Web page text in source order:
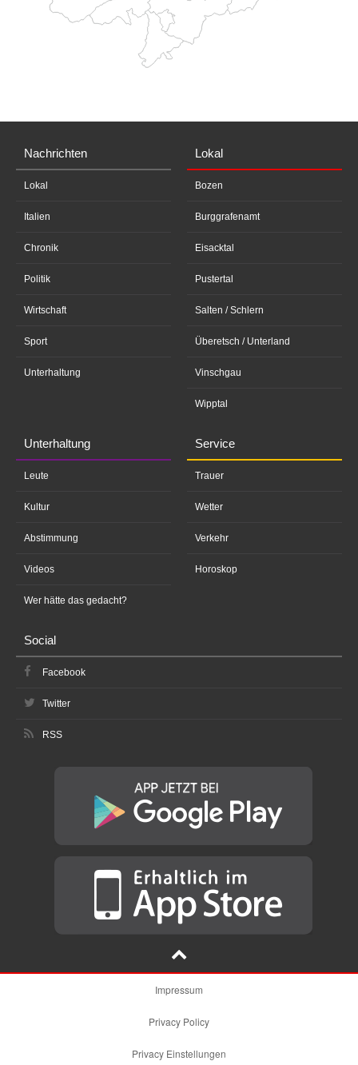
Nachrichten
Lokal
Italien
Chronik
Politik
Wirtschaft
Sport
Unterhaltung
Lokal
Bozen
Burggrafenamt
Eisacktal
Pustertal
Salten / Schlern
Überetsch / Unterland
Vinschgau
Wipptal
Unterhaltung
Leute
Kultur
Abstimmung
Videos
Wer hätte das gedacht?
Service
Trauer
Wetter
Verkehr
Horoskop
Social
Facebook
Twitter
RSS
Impressum
Privacy Policy
Privacy Einstellungen